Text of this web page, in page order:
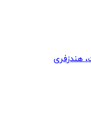
هندزفری